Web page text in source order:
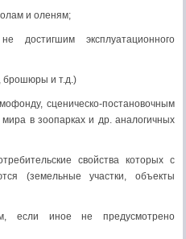
и оленям;
достигшим эксплуатационного
брошюры и т.д.)
сценическо-постановочным
в зоопарках и др. аналогичных
свойства которых с
(земельные участки, объекты
если иное не предусмотрено